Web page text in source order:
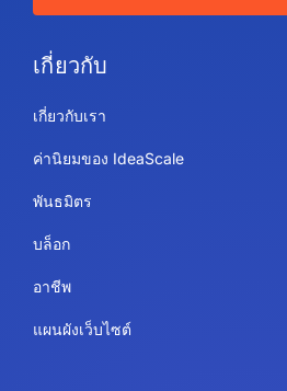
เกี่ยวกับ
เกี่ยวกับเรา
ค่านิยมของ IdeaScale
พันธมิตร
บล็อก
อาชีพ
แผนผังเว็บไซต์